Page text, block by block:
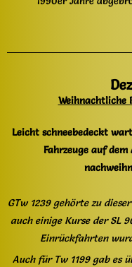
Weihnachtliche
Leicht schneebedeckt
Fahrzeuge auf
GTw 1239 gehörte zu
auch einige Kurse der SL
Einrückfahrten
Auch für Tw 1199 gab es